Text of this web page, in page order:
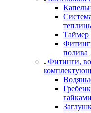
Таймер
полива
Фитинги,